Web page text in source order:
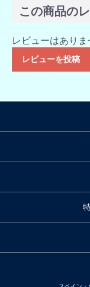
この商品の
レビューはありま
レビューを投稿